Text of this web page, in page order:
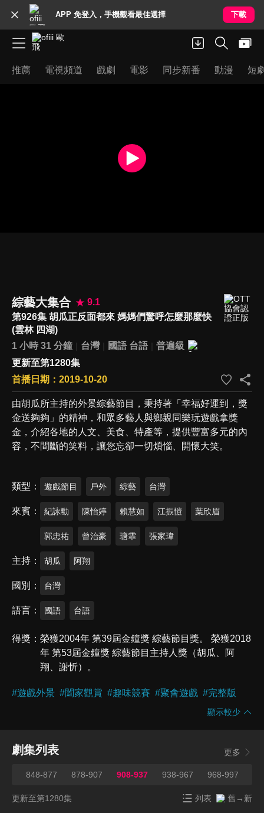
APP 免登入，手機觀看最佳選擇 下載
推薦 電視頻道 戲劇 電影 同步新番 動漫 短
綜藝大集合
9.1
第926集 胡瓜正反面都來 媽媽們驚呼怎麼那麼快
(雲林 四湖)
1 小時 31 分鐘
台灣 國語 台語
普遍級
更新至第1280集
首播日期：2019-10-20
由胡瓜所主持的外景綜藝節目，秉持著「幸福好運到，獎
金送夠夠」的精神，和眾多藝人與鄉親同樂玩遊戲拿獎
金，介紹各地的人文、美食、特產等，提供豐富多元的內
容，不間斷的笑料，讓您忘卻一切煩惱、開懷大笑。
類型 遊戲節目 戶外 綜藝 台灣
來賓 紀詠勳 陳怡婷 賴慧如 江振愷 葉欣眉
郭忠祐 曾治豪 瑭霏 張家瑋
主持 胡瓜 阿翔
國別 台灣
語言 國語 台語
得獎
榮獲2004年 第39屆金鐘獎 綜藝節目獎。 榮獲2018
年 第53屆金鐘獎 綜藝節目主持人獎（胡瓜、阿
翔、謝忻）。
#遊戲外景 #闔家觀賞 #趣味競賽 #聚會遊戲 #完整版
顯示較少
劇集列表 更多
848-877 878-907 908-937 938-967 968-997
更新至第1280集 列表 舊→新